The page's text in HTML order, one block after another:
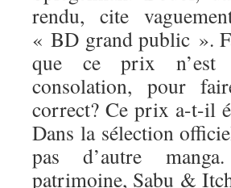
rendu, cite
« BD grand public ».
que ce prix n’est
consolation, pour
correct? Ce prix a-t-il
Dans la sélection
pas d’autre
patrimoine, Sabu &